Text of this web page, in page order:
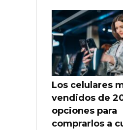
Los celulares
vendidos de
opciones para
comprarlos a